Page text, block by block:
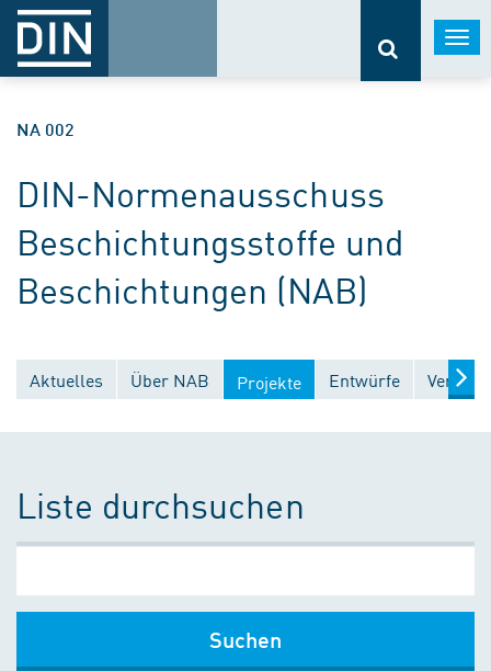
NA 002
DIN-Normenausschuss
Beschichtungsstoffe und
Beschichtungen (NAB)
Aktuelles Über NAB Projekte Entwürfe
Liste durchsuchen
Suchen